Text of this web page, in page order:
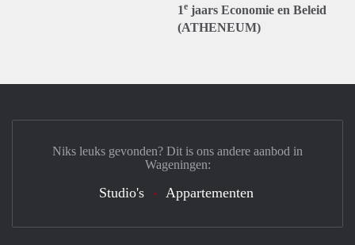
1e jaars Economie en Beleid
(ATHENEUM)
Niks leuks gevonden? Dit is ons andere aanbod in
Wageningen:
Studio's Appartementen